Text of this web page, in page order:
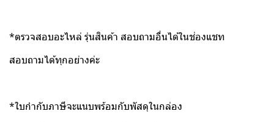
*ตรวจสอบอะไหล่ รุ่นสินค้า สอบถามอื่นได้ในช่องแชท
สอบถามได้ทุกอย่างค่ะ
*ใบกำกับภาษีจะแนบพร้อมกับพัสดุในกล่อง